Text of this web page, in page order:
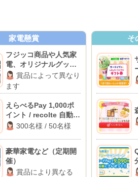
家電懸賞
フジッコ商品や人気家
電、オリジナルグッズ
など賞品によって異なり
ます
えらべるPay 1,000ポ
イント / recolte 自動調
理ポット
300名様 / 50名様
豪華家電など（定期開
催）
賞品により異なる
そ